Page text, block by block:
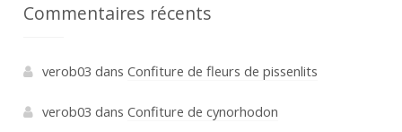
Commentaires récents
verob03 dans Confiture de fleurs de pissenlits
verob03 dans Confiture de cynorhodon